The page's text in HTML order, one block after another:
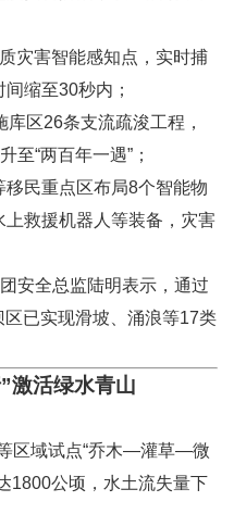
灾害智能感知点，实时捕
缩至30秒内；
库区26条支流疏浚工程，
至“两百年一遇”；
移民重点区布局8个智能物
救援机器人等装备，灾害
安全总监陆明表示，通过
已实现滑坡、涌浪等17类
激活绿水青山
区域试点“乔木—灌草—微
1800公顷，水土流失量下